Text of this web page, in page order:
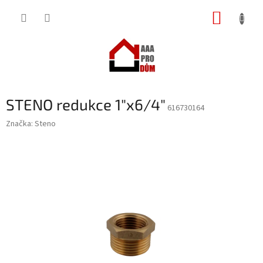
STENO redukce 1"x6/4" 616730164
Značka: Steno